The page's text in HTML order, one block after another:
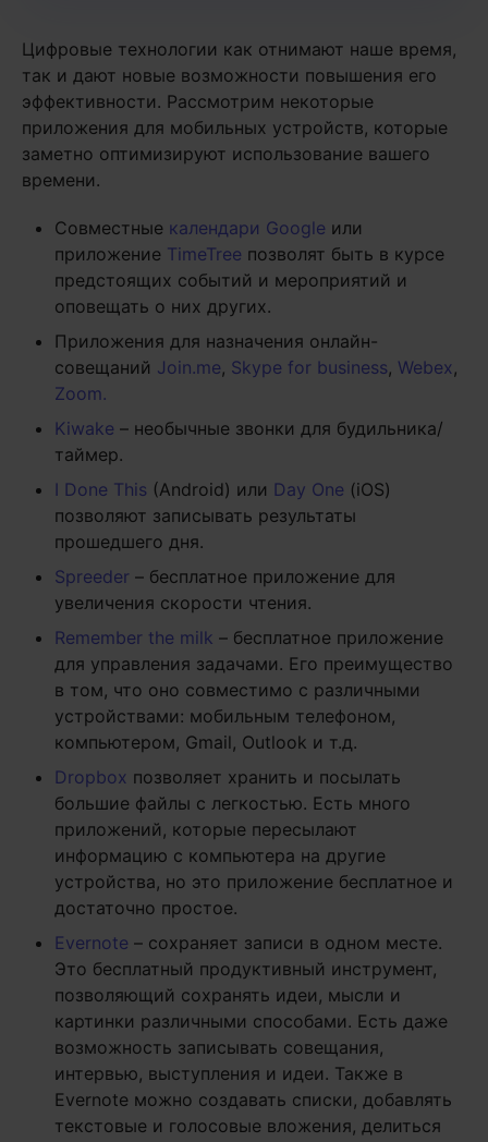
Цифровые технологии как отнимают наше время,
так и дают новые возможности повышения его
эффективности. Рассмотрим некоторые
приложения для мобильных устройств, которые
заметно оптимизируют использование вашего
времени.
Совместные календари Google или
приложение TimeTree позволят быть в курсе
предстоящих событий и мероприятий и
оповещать о них других.
Приложения для назначения онлайн-
совещаний Join.me, Skype for business, Webex,
Zoom.
Kiwake – необычные звонки для будильника/
таймер.
I Done This (Android) или Day One (iOS)
позволяют записывать результаты
прошедшего дня.
Spreeder – бесплатное приложение для
увеличения скорости чтения.
Remember the milk – бесплатное приложение
для управления задачами. Его преимущество
в том, что оно совместимо с различными
устройствами: мобильным телефоном,
компьютером, Gmail, Outlook и т.д.
Dropbox позволяет хранить и посылать
большие файлы с легкостью. Есть много
приложений, которые пересылают
информацию с компьютера на другие
устройства, но это приложение бесплатное и
достаточно простое.
Evernote – сохраняет записи в одном месте.
Это бесплатный продуктивный инструмент,
позволяющий сохранять идеи, мысли и
картинки различными способами. Есть даже
возможность записывать совещания,
интервью, выступления и идеи. Также в
Evernote можно создавать списки, добавлять
текстовые и голосовые вложения, делиться